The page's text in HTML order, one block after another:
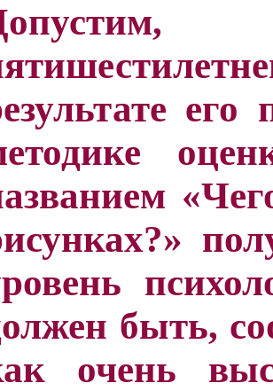
его
быть,
очень